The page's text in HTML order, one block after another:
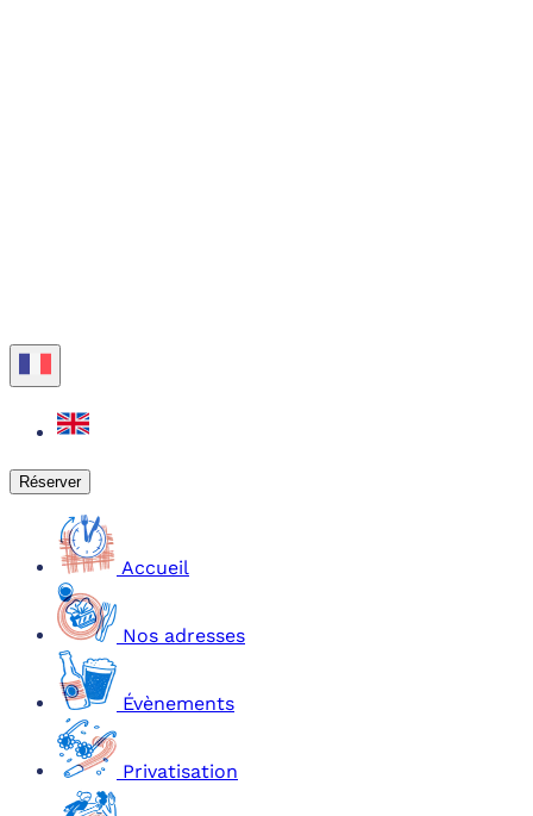
Réserver
Accueil
Nos adresses
Évènements
Privatisation